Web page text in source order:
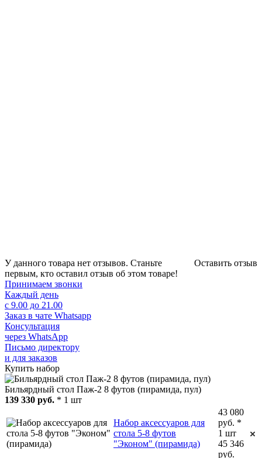
Оставить отзыв
У данного товара нет отзывов. Станьте
первым, кто оставил отзыв об этом товаре!
Принимаем звонки
Каждый день
с 9.00 до 21.00
Заказ в чате Whatsapp
Консультация
через WhatsApp
Письмо директору
и для заказов
Купить набор
Бильярдный стол Паж-2 8 футов (пирамида, пул)
139 330 руб. * 1 шт
Набор аксессуаров для
стола 5-8 футов
"Эконом" (пирамида)
43 080
руб. *
1 шт
45 346
руб.